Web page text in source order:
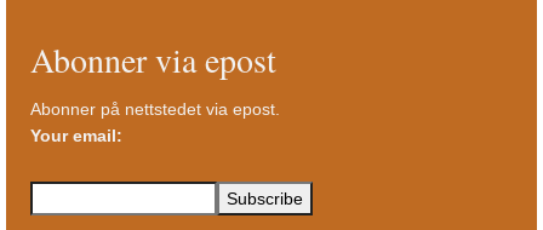
Abonner via epost
Abonner på nettstedet via epost.
Your email: